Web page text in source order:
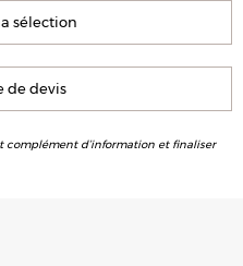
sélection
de devis
complément d’information et finaliser